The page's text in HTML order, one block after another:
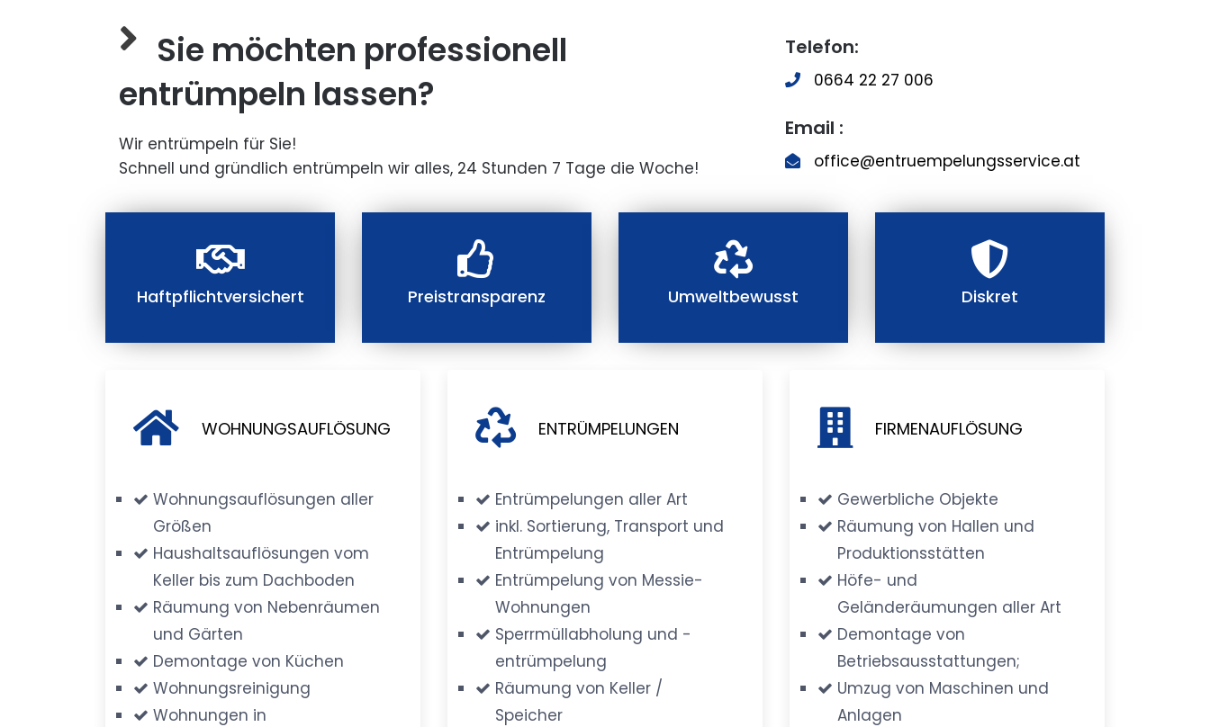
Sie möchten professionell
entrümpeln lassen?
Wir entrümpeln für Sie!
Schnell und gründlich entrümpeln wir alles, 24 Stunden 7 Tage die Woche!
Telefon:
0664 22 27 006
Email :
office@entruempelungsservice.at
Haftpflichtversichert Preistransparenz Umweltbewusst Diskret
WOHNUNGSAUFLÖSUNG
Wohnungsauflösungen aller
Größen
Haushaltsauflösungen vom
Keller bis zum Dachboden
Räumung von Nebenräumen
und Gärten
Demontage von Küchen
Wohnungsreinigung
Wohnungen in
ENTRÜMPELUNGEN
Entrümpelungen aller Art
inkl. Sortierung, Transport und
Entrümpelung
Entrümpelung von Messie-
Wohnungen
Sperrmüllabholung und -
entrümpelung
Räumung von Keller /
Speicher
FIRMENAUFLÖSUNG
Gewerbliche Objekte
Räumung von Hallen und
Produktionsstätten
Höfe- und
Geländeräumungen aller Art
Demontage von
Betriebsausstattungen;
Umzug von Maschinen und
Anlagen